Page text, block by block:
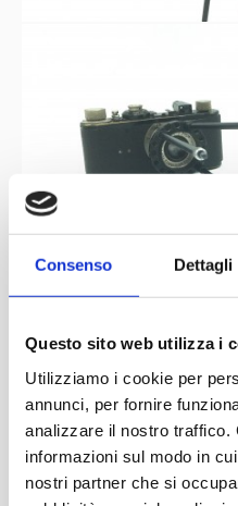
Consenso Dettagli
Questo sito web utilizza i
Utilizziamo i cookie per
annunci, per fornire
analizzare il nostro traffico.
informazioni sul modo in
nostri partner che si